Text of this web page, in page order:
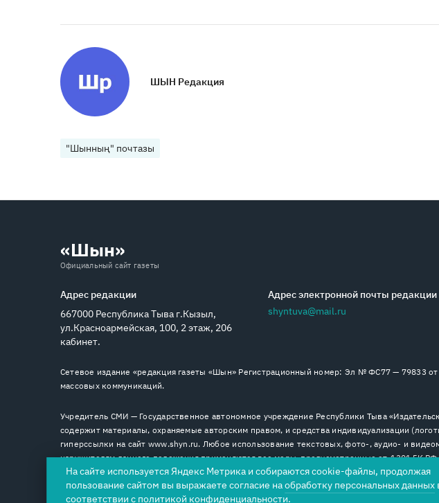
ШЫН Редакция
"Шынның" почтазы
«Шын»
Официальный сайт газеты
Адрес редакции
667000 Республика Тыва г.Кызыл,
ул.Красноармейская, 100, 2 этаж, 206
кабинет.
Адрес электронной почты редакции
shyntuva@mail.ru
Сетевое издание «редакция газеты «Шын» Регистрационный номер: Эл № ФС77 — 79833
массовых коммуникаций.
Учредитель СМИ — Государственное автономное учреждение Республики Тыва
содержит материалы, охраняемые авторским правом, и средства индивидуализации
гиперссылки на сайт www.shyn.ru. Любое использование текстовых, фото-, аудио- и
нарушителям данного положения применяются все меры, предусмотренные ст. 1301 ГК
На сайте используется Яндекс Метрика и собираются cookie-файлы, продолжая
пользование сайтом вы выражаете согласие наобработку персональных данных
соответствии с политикой конфиденциальности.